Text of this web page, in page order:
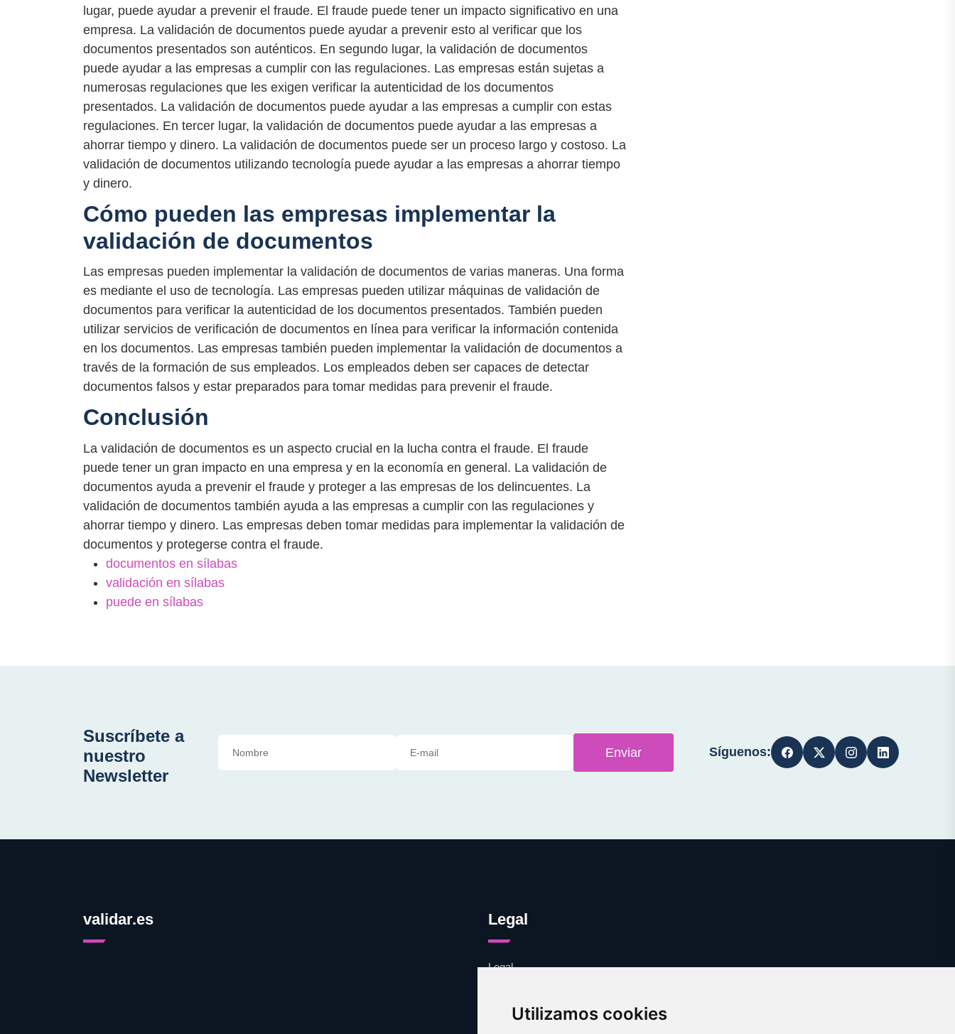
Utilizamos cookies
lugar, puede ayudar a prevenir el fraude. El fraude puede tener un impacto significativo en una
empresa. La validación de documentos puede ayudar a prevenir esto al verificar que los
documentos presentados son auténticos. En segundo lugar, la validación de documentos
puede ayudar a las empresas a cumplir con las regulaciones. Las empresas están sujetas a
numerosas regulaciones que les exigen verificar la autenticidad de los documentos
presentados. La validación de documentos puede ayudar a las empresas a cumplir con estas
regulaciones. En tercer lugar, la validación de documentos puede ayudar a las empresas a
ahorrar tiempo y dinero. La validación de documentos puede ser un proceso largo y costoso. La
validación de documentos utilizando tecnología puede ayudar a las empresas a ahorrar tiempo
y dinero.
Cómo pueden las empresas implementar la
validación de documentos
Las empresas pueden implementar la validación de documentos de varias maneras. Una forma
es mediante el uso de tecnología. Las empresas pueden utilizar máquinas de validación de
documentos para verificar la autenticidad de los documentos presentados. También pueden
utilizar servicios de verificación de documentos en línea para verificar la información contenida
en los documentos. Las empresas también pueden implementar la validación de documentos a
través de la formación de sus empleados. Los empleados deben ser capaces de detectar
documentos falsos y estar preparados para tomar medidas para prevenir el fraude.
Conclusión
La validación de documentos es un aspecto crucial en la lucha contra el fraude. El fraude
puede tener un gran impacto en una empresa y en la economía en general. La validación de
documentos ayuda a prevenir el fraude y proteger a las empresas de los delincuentes. La
validación de documentos también ayuda a las empresas a cumplir con las regulaciones y
ahorrar tiempo y dinero. Las empresas deben tomar medidas para implementar la validación de
documentos y protegerse contra el fraude.
documentos en sílabas
validación en sílabas
puede en sílabas
Suscríbete a
nuestro
Newsletter
Enviar Síguenos:
validar.es Legal
Legal
Contacto